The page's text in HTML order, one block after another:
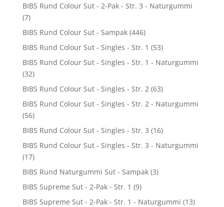
BIBS Rund Colour Sut - 2-Pak - Str. 3 - Naturgummi
(7)
BIBS Rund Colour Sut - Sampak (446)
BIBS Rund Colour Sut - Singles - Str. 1 (53)
BIBS Rund Colour Sut - Singles - Str. 1 - Naturgummi
(32)
BIBS Rund Colour Sut - Singles - Str. 2 (63)
BIBS Rund Colour Sut - Singles - Str. 2 - Naturgummi
(56)
BIBS Rund Colour Sut - Singles - Str. 3 (16)
BIBS Rund Colour Sut - Singles - Str. 3 - Naturgummi
(17)
BIBS Rund Naturgummi Sut - Sampak (3)
BIBS Supreme Sut - 2-Pak - Str. 1 (9)
BIBS Supreme Sut - 2-Pak - Str. 1 - Naturgummi (13)